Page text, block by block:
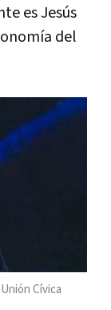
es Jesús
del
Cívica